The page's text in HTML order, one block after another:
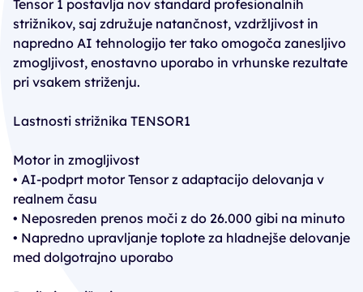
Tensor 1 postavlja nov standard profesionalnih
strižnikov, saj združuje natančnost, vzdržljivost in
napredno AI tehnologijo ter tako omogoča zanesljivo
zmogljivost, enostavno uporabo in vrhunske rezultate
pri vsakem striženju.
Lastnosti strižnika TENSOR1
Motor in zmogljivost
• AI-podprt motor Tensor z adaptacijo delovanja v
realnem času
• Neposreden prenos moči z do 26.000 gibi na minuto
• Napredno upravljanje toplote za hladnejše delovanje
med dolgotrajno uporabo